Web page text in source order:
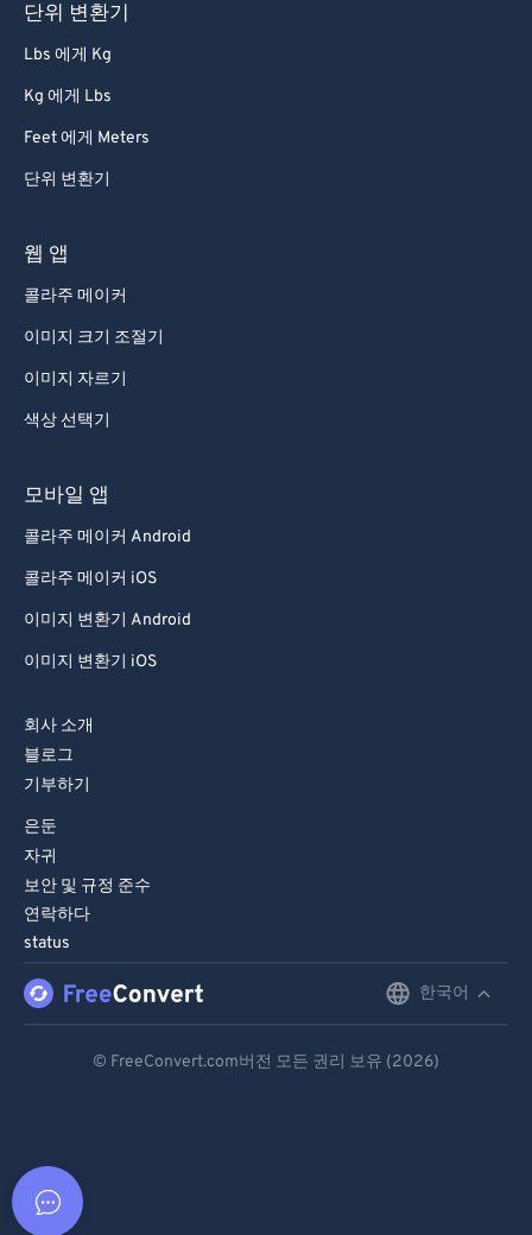
단위 변환기
Lbs 에게 Kg
Kg 에게 Lbs
Feet 에게 Meters
단위 변환기
웹 앱
콜라주 메이커
이미지 크기 조절기
이미지 자르기
색상 선택기
모바일 앱
콜라주 메이커 Android
콜라주 메이커 iOS
이미지 변환기 Android
이미지 변환기 iOS
회사 소개
블로그
기부하기
은둔
자귀
보안 및 규정 준수
연락하다
status
한국어
© FreeConvert.com버전 모든 권리 보유 (2026)